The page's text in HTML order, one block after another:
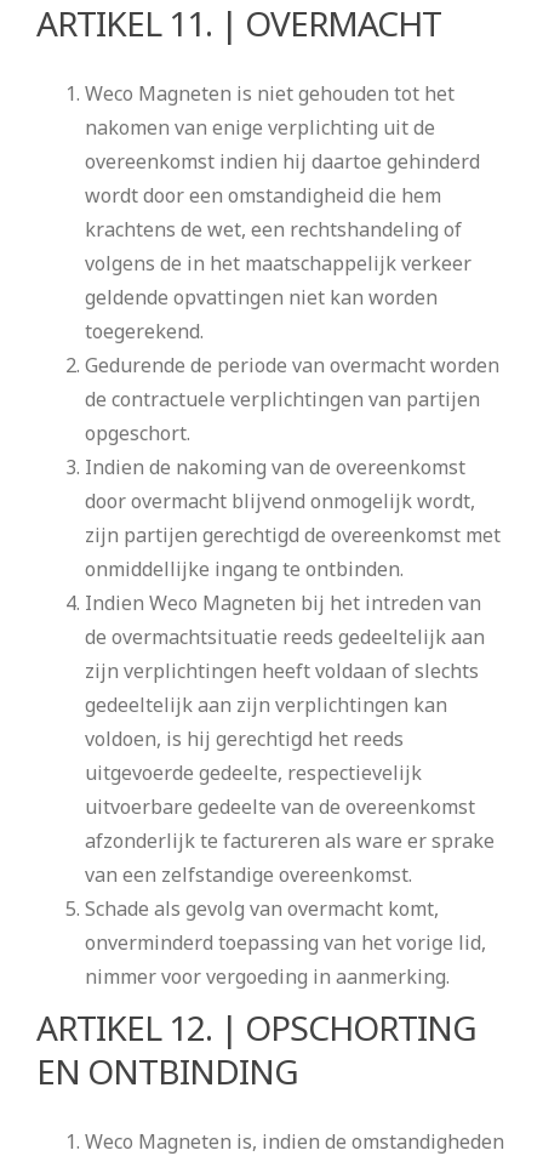
ARTIKEL 11. | OVERMACHT
Weco Magneten is niet gehouden tot het
nakomen van enige verplichting uit de
overeenkomst indien hij daartoe gehinderd
wordt door een omstandigheid die hem
krachtens de wet, een rechtshandeling of
volgens de in het maatschappelijk verkeer
geldende opvattingen niet kan worden
toegerekend.
Gedurende de periode van overmacht worden
de contractuele verplichtingen van partijen
opgeschort.
Indien de nakoming van de overeenkomst
door overmacht blijvend onmogelijk wordt,
zijn partijen gerechtigd de overeenkomst met
onmiddellijke ingang te ontbinden.
Indien Weco Magneten bij het intreden van
de overmachtsituatie reeds gedeeltelijk aan
zijn verplichtingen heeft voldaan of slechts
gedeeltelijk aan zijn verplichtingen kan
voldoen, is hij gerechtigd het reeds
uitgevoerde gedeelte, respectievelijk
uitvoerbare gedeelte van de overeenkomst
afzonderlijk te factureren als ware er sprake
van een zelfstandige overeenkomst.
Schade als gevolg van overmacht komt,
onverminderd toepassing van het vorige lid,
nimmer voor vergoeding in aanmerking.
ARTIKEL 12. | OPSCHORTING
EN ONTBINDING
Weco Magneten is, indien de omstandigheden